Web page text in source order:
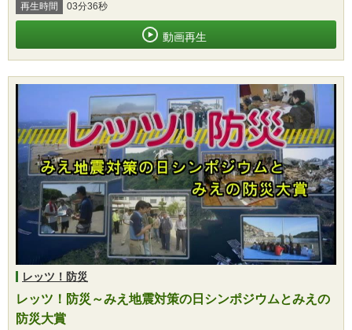
再生時間 03分36秒
動画再生
レッツ！防災
レッツ！防災～みえ地震対策の日シンポジウムとみえの
防災大賞